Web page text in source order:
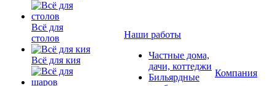
Всё для
столов
Всё для кия
Наши работы
Частные дома,
дачи, коттеджи
Бильярдные
Компания